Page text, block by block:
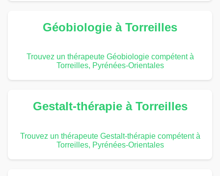
Géobiologie à Torreilles
Trouvez un thérapeute Géobiologie compétent à
Torreilles, Pyrénées-Orientales
Gestalt-thérapie à Torreilles
Trouvez un thérapeute Gestalt-thérapie compétent à
Torreilles, Pyrénées-Orientales